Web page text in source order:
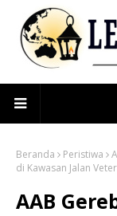
Beranda Peristiwa
di Kawasan Jalan
AAB